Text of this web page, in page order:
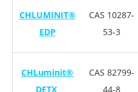
CHLUMINIT®
EDP
CAS 10287-
53-3
CHLuminit®
DETX
CAS 82799-
44-8